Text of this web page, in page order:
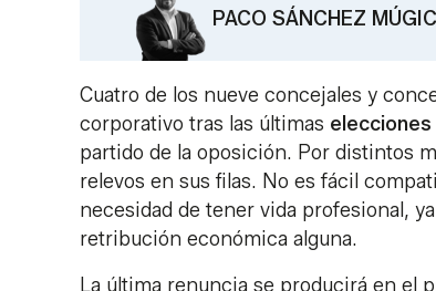
PACO SÁNCHEZ
Cuatro de los nueve concejales y
corporativo tras las últimas
partido de la oposición. Por distintos
relevos en sus filas. No es fácil
necesidad de tener vida profesional,
retribución económica alguna.
La última renuncia se producirá en el